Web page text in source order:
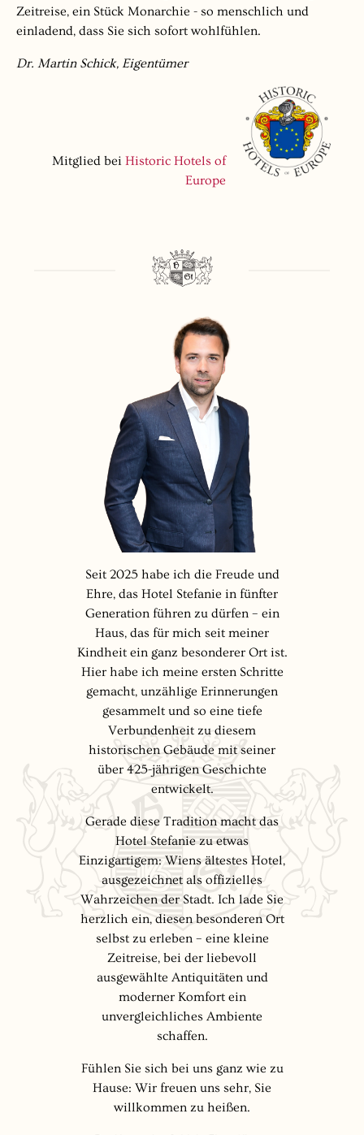
Zeitreise, ein Stück Monarchie - so menschlich und
einladend, dass Sie sich sofort wohlfühlen.
Dr. Martin Schick, Eigentümer
Mitglied bei Historic Hotels of
Europe
Seit 2025 habe ich die Freude und
Ehre, das Hotel Stefanie in fünfter
Generation führen zu dürfen – ein
Haus, das für mich seit meiner
Kindheit ein ganz besonderer Ort ist.
Hier habe ich meine ersten Schritte
gemacht, unzählige Erinnerungen
gesammelt und so eine tiefe
Verbundenheit zu diesem
historischen Gebäude mit seiner
über 425-jährigen Geschichte
entwickelt.
Gerade diese Tradition macht das
Hotel Stefanie zu etwas
Einzigartigem: Wiens ältestes Hotel,
ausgezeichnet als offizielles
Wahrzeichen der Stadt. Ich lade Sie
herzlich ein, diesen besonderen Ort
selbst zu erleben – eine kleine
Zeitreise, bei der liebevoll
ausgewählte Antiquitäten und
moderner Komfort ein
unvergleichliches Ambiente
schaffen.
Fühlen Sie sich bei uns ganz wie zu
Hause: Wir freuen uns sehr, Sie
willkommen zu heißen.